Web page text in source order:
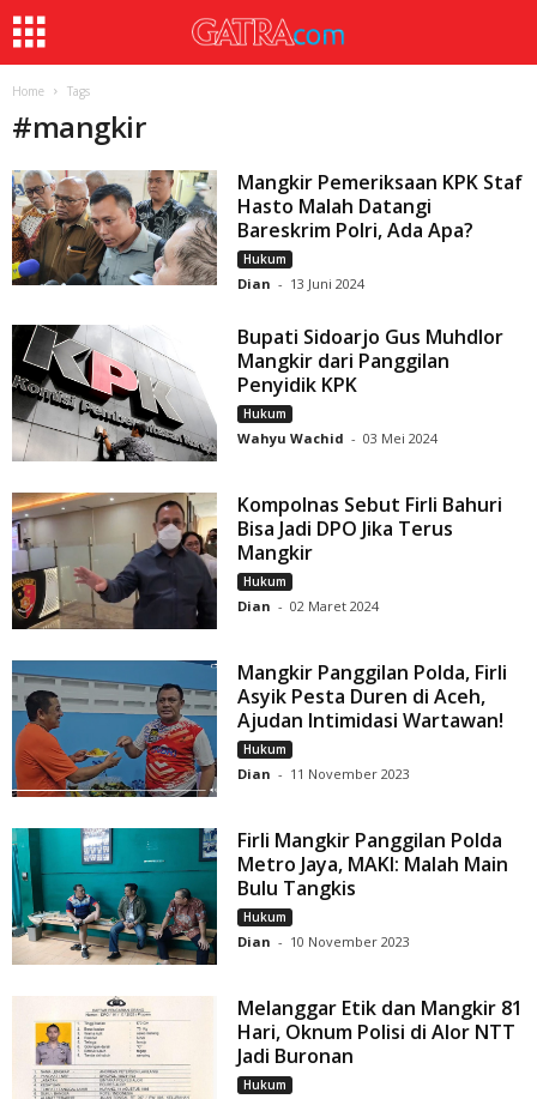
Home Tags
#mangkir
Mangkir Pemeriksaan KPK Staf
Hasto Malah Datangi
Bareskrim Polri, Ada Apa?
Hukum
Dian - 13 Juni 2024
Bupati Sidoarjo Gus Muhdlor
Mangkir dari Panggilan
Penyidik KPK
Hukum
Wahyu Wachid - 03 Mei 2024
Kompolnas Sebut Firli Bahuri
Bisa Jadi DPO Jika Terus
Mangkir
Hukum
Dian - 02 Maret 2024
Mangkir Panggilan Polda, Firli
Asyik Pesta Duren di Aceh,
Ajudan Intimidasi Wartawan!
Hukum
Dian - 11 November 2023
Firli Mangkir Panggilan Polda
Metro Jaya, MAKI: Malah Main
Bulu Tangkis
Hukum
Dian - 10 November 2023
Melanggar Etik dan Mangkir 81
Hari, Oknum Polisi di Alor NTT
Jadi Buronan
Hukum